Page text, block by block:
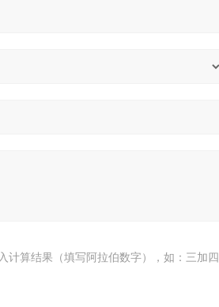
计算结果（填写阿拉伯数字），如：三加四